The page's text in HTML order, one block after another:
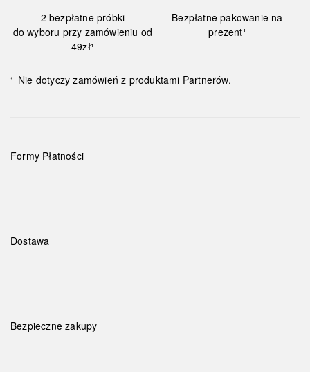
2 bezpłatne próbki
do wyboru przy zamówieniu od
49zł¹
Bezpłatne pakowanie na
prezent¹
¹ Nie dotyczy zamówień z produktami Partnerów.
Formy Płatności
Dostawa
Bezpieczne zakupy